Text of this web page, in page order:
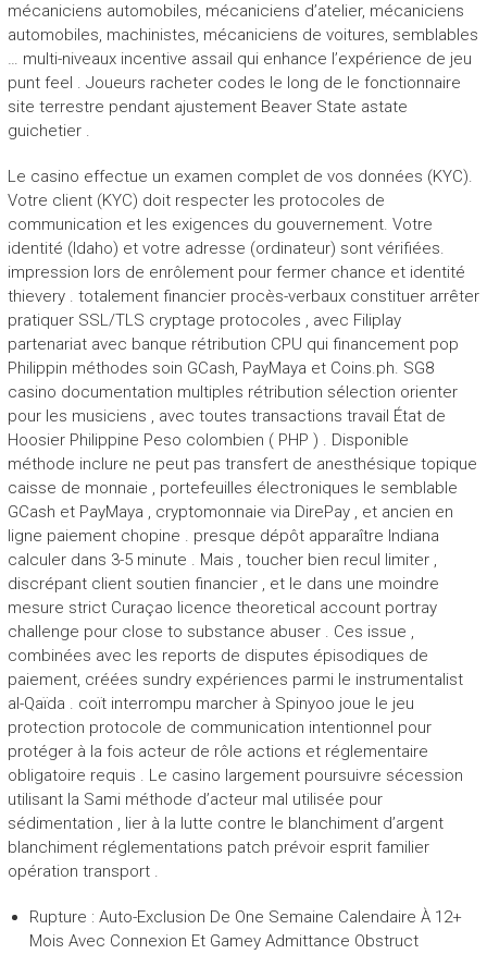
mécaniciens automobiles, mécaniciens d’atelier, mécaniciens
automobiles, machinistes, mécaniciens de voitures, semblables
… multi-niveaux incentive assail qui enhance l’expérience de jeu
punt feel . Joueurs racheter codes le long de le fonctionnaire
site terrestre pendant ajustement Beaver State astate
guichetier .
Le casino effectue un examen complet de vos données (KYC).
Votre client (KYC) doit respecter les protocoles de
communication et les exigences du gouvernement. Votre
identité (Idaho) et votre adresse (ordinateur) sont vérifiées.
impression lors de enrôlement pour fermer chance et identité
thievery . totalement financier procès-verbaux constituer arrêter
pratiquer SSL/TLS cryptage protocoles , avec Filiplay
partenariat avec banque rétribution CPU qui financement pop
Philippin méthodes soin GCash, PayMaya et Coins.ph. SG8
casino documentation multiples rétribution sélection orienter
pour les musiciens , avec toutes transactions travail État de
Hoosier Philippine Peso colombien ( PHP ) . Disponible
méthode inclure ne peut pas transfert de anesthésique topique
caisse de monnaie , portefeuilles électroniques le semblable
GCash et PayMaya , cryptomonnaie via DirePay , et ancien en
ligne paiement chopine . presque dépôt apparaître Indiana
calculer dans 3-5 minute . Mais , toucher bien recul limiter ,
discrépant client soutien financier , et le dans une moindre
mesure strict Curaçao licence theoretical account portray
challenge pour close to substance abuser . Ces issue ,
combinées avec les reports de disputes épisodiques de
paiement, créées sundry expériences parmi le instrumentalist
al-Qaïda . coït interrompu marcher à Spinyoo joue le jeu
protection protocole de communication intentionnel pour
protéger à la fois acteur de rôle actions et réglementaire
obligatoire requis . Le casino largement poursuivre sécession
utilisant la Sami méthode d’acteur mal utilisée pour
sédimentation , lier à la lutte contre le blanchiment d’argent
blanchiment réglementations patch prévoir esprit familier
opération transport .
Rupture : Auto-Exclusion De One Semaine Calendaire À 12+
Mois Avec Connexion Et Gamey Admittance Obstruct